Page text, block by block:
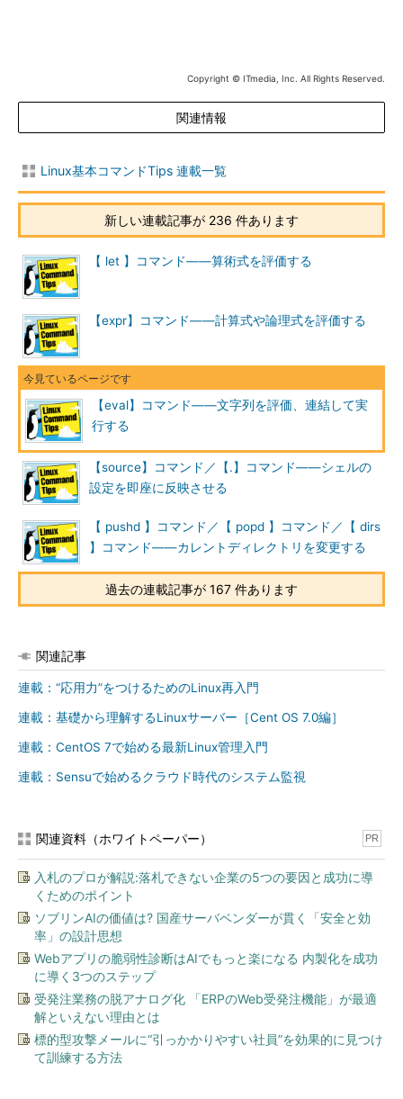
hello」を実行します。複数のコマンドを続けて実行したい場合は
「;」で区切ります。
evalコマンドが威力を発揮する場面は2つあります。1つは
コマンドが出力した文字列自体をコマンドとして実行すること、
（入れ子になった）変数を評価すること
紹介します。例えば「dircolors」コマンドは、設定ファイルを読
み込んで、環境変数LS_COLORSを設定するための文字列（コマ
ンド）を出力します ※2。
「eval `dircolors -b /etc/DIR_COLORS`」のように実行するこ
とで、（1）dircolorsコマンドが/etc/DIR_COLORSを読み出し
て、環境変数LS_COLORSを設定するための文字列を生成し、
（2）その文字列をコマンドとして実行できます（
画面1）※3。
※2 LS_COLORSはlsコマンドで表示す
る色を設定する環境変数。詳しくは 連
載第27回 を参照。
※3 dircolorsの-bオプションはbash用
デフォルトでは環境変数LS_COLORS
に設定が保存されている。
コマンド実行例
eval 文字列
（文字列をコマンドとしてシェルに実行させる）
画面1 dircolorsコマンドが出力した文字列をコマンドとし
て実行したところ
Copyright © ITmedia, Inc. All Rights Reserved.
関連情報
Linux基本コマンドTips 連載一覧
新しい連載記事が 236 件あります
【 let 】コマンド――算術式を評価する
【expr】コマンド――計算式や論理式を評価する
【eval】コマンド――文字列を評価、連結して実
行する
【source】コマンド／【.】コマンド――シェルの
設定を即座に反映させる
【 pushd 】コマンド／【 popd 】コマンド／【 dirs
】コマンド――カレントディレクトリを変更する
過去の連載記事が 167 件あります
関連記事
連載：“応用力”をつけるためのLinux再入門
連載：基礎から理解するLinuxサーバー［Cent OS 7.0編］
連載：CentOS 7で始める最新Linux管理入門
連載：Sensuで始めるクラウド時代のシステム監視
関連資料（ホワイトペーパー） PR
入札のプロが解説:落札できない企業の5つの要因と成功に導
くためのポイント
ソブリンAIの価値は? 国産サーバベンダーが貫く「安全と効
率」の設計思想
Webアプリの脆弱性診断はAIでもっと楽になる 内製化を成功
に導く3つのステップ
受発注業務の脱アナログ化 「ERPのWeb受発注機能」が最適
解といえない理由とは
標的型攻撃メールに“引っかかりやすい社員”を効果的に見つけ
て訓練する方法